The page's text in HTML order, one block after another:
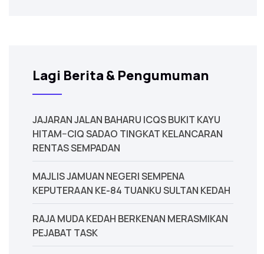
Lagi Berita & Pengumuman
JAJARAN JALAN BAHARU ICQS BUKIT KAYU
HITAM–CIQ SADAO TINGKAT KELANCARAN
RENTAS SEMPADAN
MAJLIS JAMUAN NEGERI SEMPENA
KEPUTERAAN KE-84 TUANKU SULTAN KEDAH
‎RAJA MUDA KEDAH BERKENAN MERASMIKAN
PEJABAT TASK